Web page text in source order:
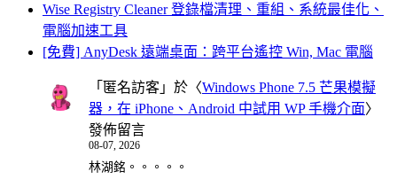
Wise Registry Cleaner 登錄檔清理、重組、系統最佳化、
電腦加速工具
[免費] AnyDesk 遠端桌面：跨平台遙控 Win, Mac 電腦
「 匿名訪客 」於〈Windows Phone 7.5 芒果模擬
器，在 iPhone、Android 中試用 WP 手機介面〉
發佈留言
08-07, 2026
林湖銘。。。。。